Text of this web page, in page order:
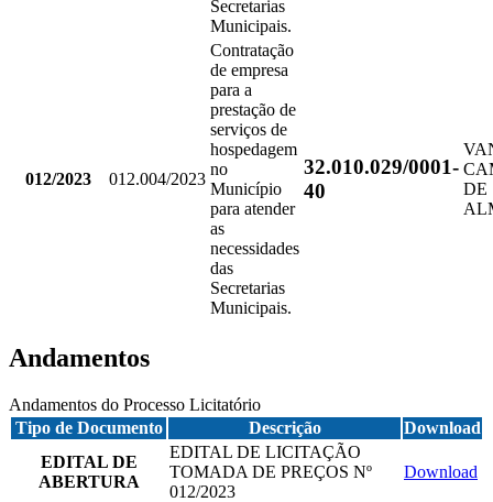
Secretarias
Municipais.
012/2023 012.004/2023
Contratação
de empresa
para a
prestação de
serviços de
hospedagem
no
Município
para atender
as
necessidades
das
Secretarias
Municipais.
32.010.029/0001-
40
DE
Andamentos
Andamentos do Processo Licitatório
Tipo de Documento
Descrição
Download
EDITAL DE
ABERTURA
EDITAL DE LICITAÇÃO
TOMADA DE PREÇOS Nº
012/2023
Download